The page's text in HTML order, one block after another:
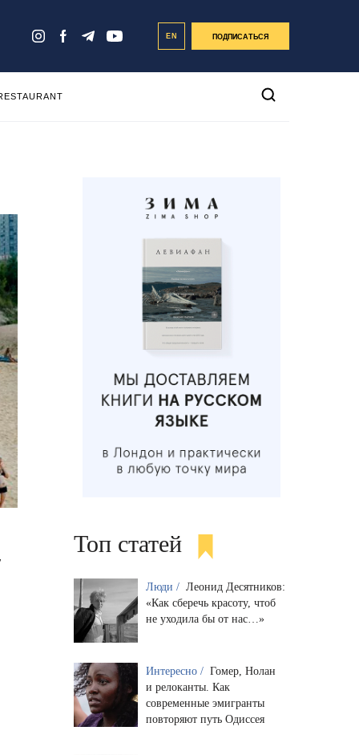
EN ПОДПИСАТЬСЯ
Топ статей
Люди / Леонид Десятников:
«Как сберечь красоту, чтоб
не уходила бы от нас…»
Интересно / Гомер, Нолан
и релоканты. Как
современные эмигранты
повторяют путь Одиссея